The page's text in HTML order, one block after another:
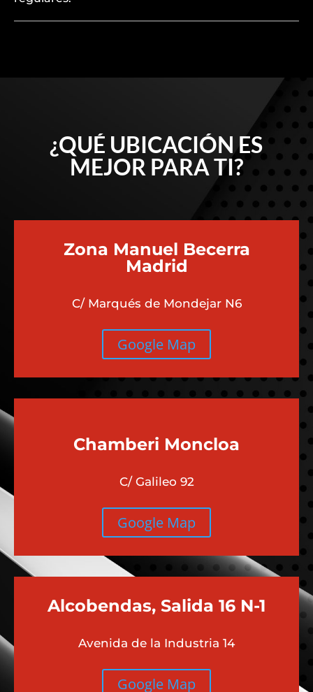
¿QUÉ UBICACIÓN ES
MEJOR PARA TI?
Zona Manuel Becerra
Madrid
C/ Marqués de Mondejar N6
Google Map
Chamberi Moncloa
C/ Galileo 92
Google Map
Alcobendas, Salida 16 N-1
Avenida de la Industria 14
Google Map